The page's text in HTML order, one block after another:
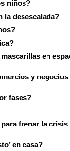
niños?
la desescalada?
en
y negocios
fases?
frenar la crisis
en casa?